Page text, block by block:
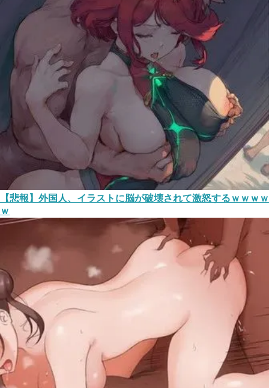
【悲報】外国人、イラストに脳が破壊されて激怒するｗｗｗｗ
ｗ